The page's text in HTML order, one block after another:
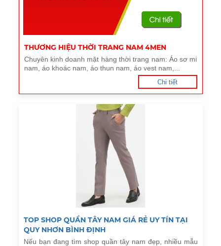
THƯƠNG HIỆU THỜI TRANG NAM 4MEN
Chuyên kinh doanh mặt hàng thời trang nam: Áo sơ mi
nam, áo khoác nam, áo thun nam, áo vest nam,...
Chi tiết
TOP SHOP QUẦN TÂY NAM GIÁ RẺ UY TÍN TẠI
QUY NHƠN BÌNH ĐỊNH
Nếu bạn đang tìm shop quần tây nam đẹp, nhiều mẫu